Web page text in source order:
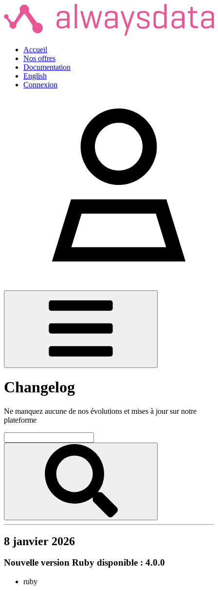
Accueil
Nos offres
Documentation
English
Connexion
Changelog
Ne manquez aucune de nos évolutions et mises à jour sur notre
plateforme
8 janvier 2026
Nouvelle version Ruby disponible : 4.0.0
ruby